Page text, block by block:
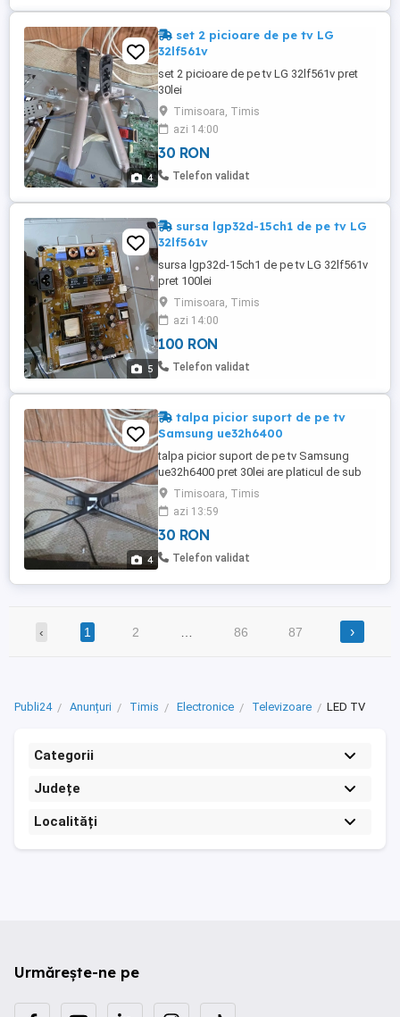
4
set 2 picioare de pe tv LG
32lf561v
set 2 picioare de pe tv LG 32lf561v pret
30lei
Timisoara, Timis
azi 14:00
30 RON
Telefon validat
5
sursa lgp32d-15ch1 de pe tv LG
32lf561v
sursa lgp32d-15ch1 de pe tv LG 32lf561v
pret 100lei
Timisoara, Timis
azi 14:00
100 RON
Telefon validat
4
talpa picior suport de pe tv
Samsung ue32h6400
talpa picior suport de pe tv Samsung
ue32h6400 pret 30lei are platicul de sub
suport rupt dar nu afecteaza si nu se vede
Timisoara, Timis
azi 13:59
30 RON
Telefon validat
‹ 1 2 86 87 ›
Publi24 Anunțuri Timis Electronice Televizoare LED TV
Categorii
Județe
Localități
Urmărește-ne pe